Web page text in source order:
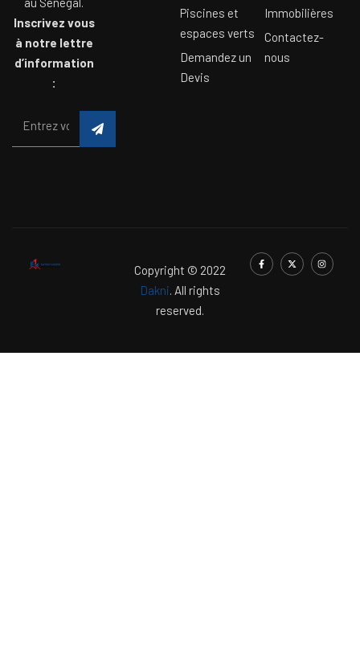
Inscrivez vous
à notre lettre
d’information
:
Piscines et
espaces verts
Demandez un
Devis
Immobilières
Contactez-
nous
Copyright © 2022
Dakni. All rights
reserved.